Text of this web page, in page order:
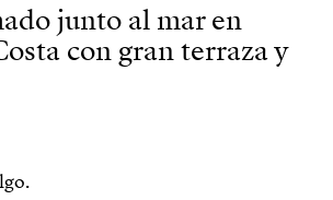
junto al mar en
con gran terraza y